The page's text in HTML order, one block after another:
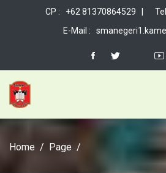
CP : +62 81370864529 |
E-Mail :
Home Page